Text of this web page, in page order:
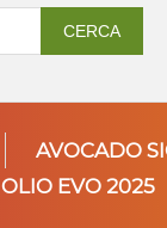
CERCA
AVOCADO
OLIO EVO 2025